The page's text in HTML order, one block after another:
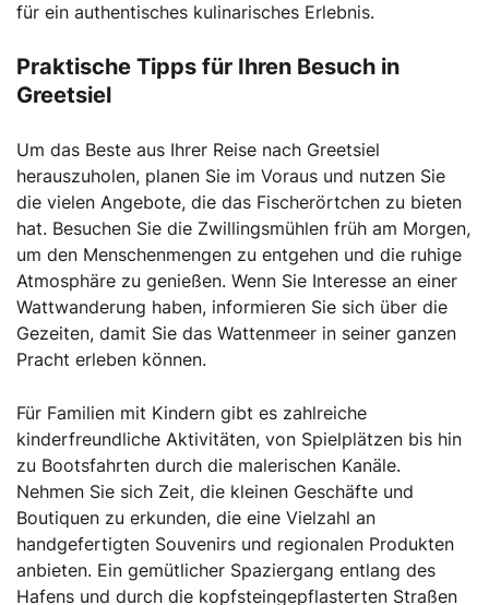
für ein authentisches kulinarisches Erlebnis.
Praktische Tipps für Ihren Besuch in
Greetsiel
Um das Beste aus Ihrer Reise nach Greetsiel
herauszuholen, planen Sie im Voraus und nutzen Sie
die vielen Angebote, die das Fischerörtchen zu bieten
hat. Besuchen Sie die Zwillingsmühlen früh am Morgen,
um den Menschenmengen zu entgehen und die ruhige
Atmosphäre zu genießen. Wenn Sie Interesse an einer
Wattwanderung haben, informieren Sie sich über die
Gezeiten, damit Sie das Wattenmeer in seiner ganzen
Pracht erleben können.
Für Familien mit Kindern gibt es zahlreiche
kinderfreundliche Aktivitäten, von Spielplätzen bis hin
zu Bootsfahrten durch die malerischen Kanäle.
Nehmen Sie sich Zeit, die kleinen Geschäfte und
Boutiquen zu erkunden, die eine Vielzahl an
handgefertigten Souvenirs und regionalen Produkten
anbieten. Ein gemütlicher Spaziergang entlang des
Hafens und durch die kopfsteingepflasterten Straßen